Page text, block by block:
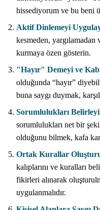
hissediyorum ve bu beni
Aktif Dinlemeyi
kesmeden,
kurmaya özen gösterin.
"Hayır" Demeyi ve
olduğunda “hayır”
buna saygı duymak,
Sorumlulukları
sorumlulukları net bir
olduğunu bilmek, kafa
Ortak Kurallar
kalıplarını ve kuralları
fikirleri alınarak
uygulanmalıdır.